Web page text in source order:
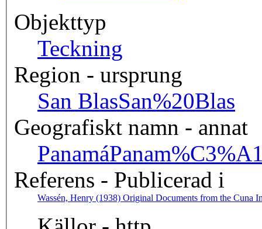
Objekttyp
Teckning
Region - ursprung
San BlasSan%20Blas
Geografiskt namn - annat
Panamá
Referens - Publicerad i
Wassén, Henry (1938) Original Documents from the Cuna